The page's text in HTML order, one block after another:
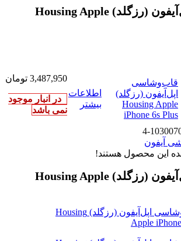
قاب‌‌وشاسی اپل‌آیفون (رزگلد) Housing Apple
قاب‌‌وشاسی
اپل‌آیفون (رزگلد)
Housing Apple
iPhone 6s Plus
اطلاعات
بیشتر
3,487,950 تومان
در انبار موجود
نمی باشد
آیفون
این محصول هستند!
قاب‌‌وشاسی اپل‌آیفون (رزگلد) Housing Apple